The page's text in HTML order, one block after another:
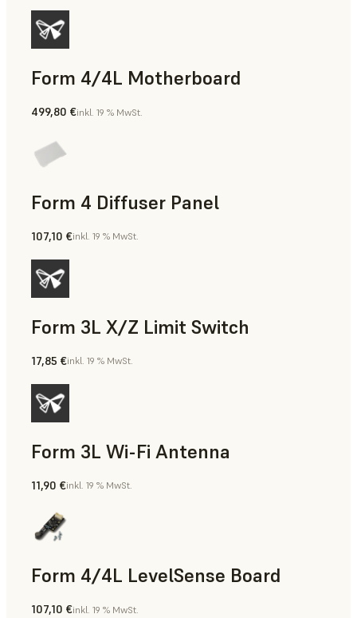
Form 4/4L Motherboard
499,80 €inkl. 19 % MwSt.
Form 4 Diffuser Panel
107,10 €inkl. 19 % MwSt.
Form 3L X/Z Limit Switch
17,85 €inkl. 19 % MwSt.
Form 3L Wi-Fi Antenna
11,90 €inkl. 19 % MwSt.
Form 4/4L LevelSense Board
107,10 €inkl. 19 % MwSt.